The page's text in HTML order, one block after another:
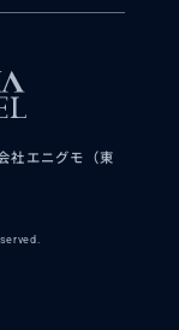
社エニグモ（東